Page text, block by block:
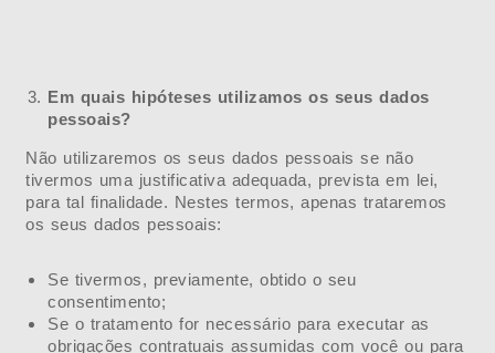
Em quais hipóteses utilizamos os seus dados
pessoais?
Não utilizaremos os seus dados pessoais se não
tivermos uma justificativa adequada, prevista em lei,
para tal finalidade. Nestes termos, apenas trataremos
os seus dados pessoais:
Se tivermos, previamente, obtido o seu
consentimento;
Se o tratamento for necessário para executar as
obrigações contratuais assumidas com você ou para